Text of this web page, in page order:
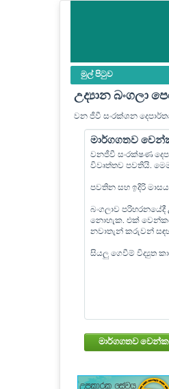
මුල් පි‍ටුව
උද්‍යාන බංගලා
වන ජීවී සංරක්ශන
මාර්ගගතව
වනජීවී සංරක්ෂණ
විවෘත්තව පවතියි.
පවතින සහ ඉදිරි
බංගලාව
නොහැක. එක්
නවාතැන් කරුවන්
සියලු ගෙවීම් විද්‍යුත